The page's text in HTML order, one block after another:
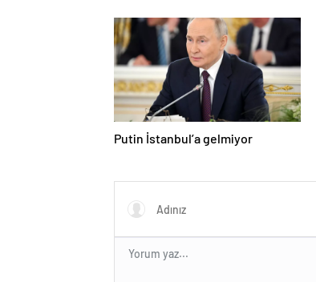
Putin İstanbul’a gelmiyor